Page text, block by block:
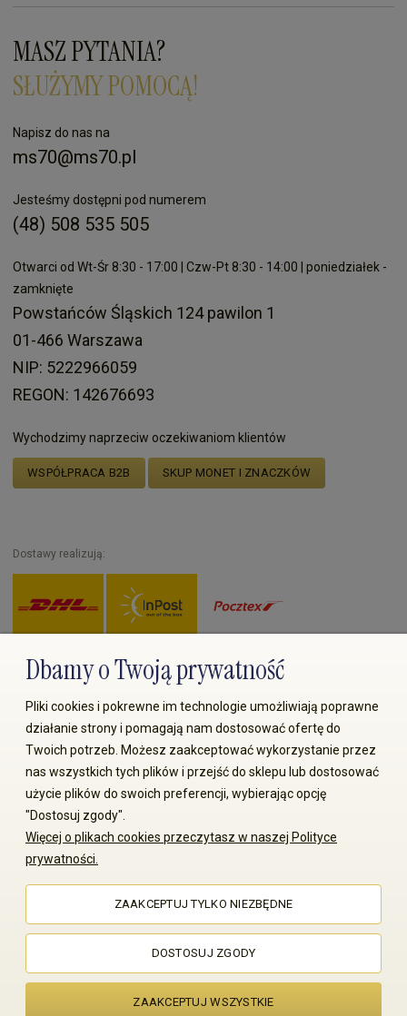
MASZ PYTANIA?
SŁUŻYMY POMOCĄ!
Napisz do nas na
ms70@ms70.pl
Jesteśmy dostępni pod numerem
(48) 508 535 505
Otwarci od Wt-Śr 8:30 - 17:00 | Czw-Pt 8:30 - 14:00 | poniedziałek -
zamknięte
Powstańców Śląskich 124 pawilon 1
01-466 Warszawa
NIP: 5222966059
REGON: 142676693
Wychodzimy naprzeciw oczekiwaniom klientów
WSPÓŁPRACA B2B SKUP MONET I ZNACZKÓW
Dostawy realizują:
Zapłać przez:
© 2008-2026 MS70.pl / Ms70 Sp. z o.o. Wszelkie prawa
zastrzeżone. Kopiowanie treści i zdjęć bez zgody właściciela
Sklep internetowy Shoper Premium
Dbamy o Twoją prywatność
Pliki cookies i pokrewne im technologie umożliwiają poprawne
działanie strony i pomagają nam dostosować ofertę do
Twoich potrzeb. Możesz zaakceptować wykorzystanie przez
nas wszystkich tych plików i przejść do sklepu lub dostosować
użycie plików do swoich preferencji, wybierając opcję
"Dostosuj zgody".
Więcej o plikach cookies przeczytasz w naszej Polityce
prywatności.
ZAAKCEPTUJ TYLKO NIEZBĘDNE
DOSTOSUJ ZGODY
ZAAKCEPTUJ WSZYSTKIE